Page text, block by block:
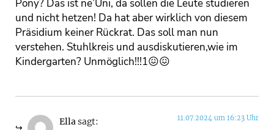
Pony? Das ist ne’Uni, da sollen die Leute studieren
und nicht hetzen! Da hat aber wirklich von diesem
Präsidium keiner Rückrat. Das soll man nun
verstehen. Stuhlkreis und ausdiskutieren,wie im
Kindergarten? Unmöglich!!!1😖😖
Ellasagt: 11.07.2024 um 16:23 Uhr